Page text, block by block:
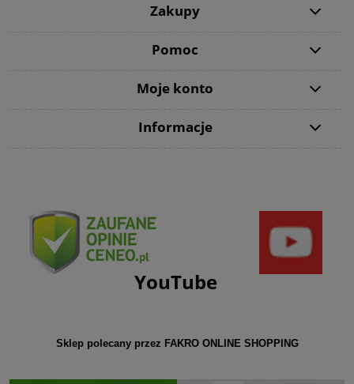
Zakupy
Pomoc
Moje konto
Informacje
YouTube
Sklep polecany przez FAKRO ONLINE SHOPPING